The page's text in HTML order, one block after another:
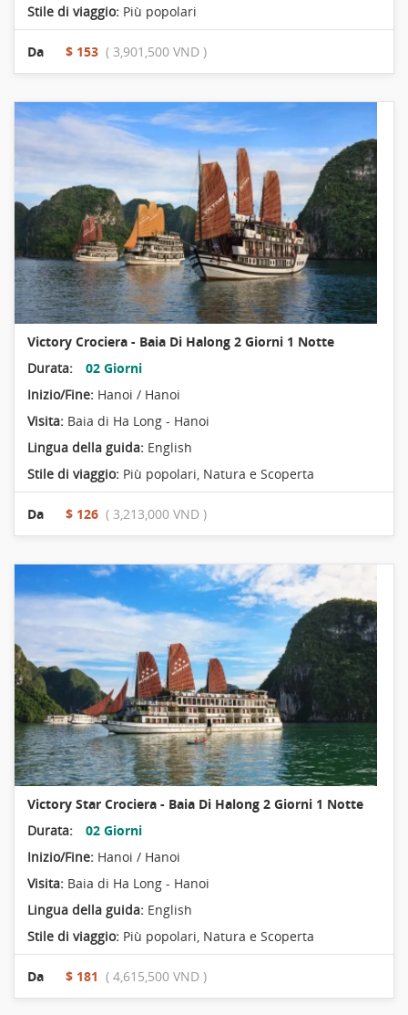
Stile di viaggio: Più popolari
Da $ 153 ( 3,901,500 VND )
Victory Crociera - Baia Di Halong 2 Giorni 1 Notte
Durata:
02 Giorni
Inizio/Fine: Hanoi / Hanoi
Visita: Baia di Ha Long - Hanoi
Lingua della guida: English
Stile di viaggio: Più popolari, Natura e Scoperta
Da $ 126 ( 3,213,000 VND )
Victory Star Crociera - Baia Di Halong 2 Giorni 1 Notte
Durata:
02 Giorni
Inizio/Fine: Hanoi / Hanoi
Visita: Baia di Ha Long - Hanoi
Lingua della guida: English
Stile di viaggio: Più popolari, Natura e Scoperta
Da $ 181 ( 4,615,500 VND )